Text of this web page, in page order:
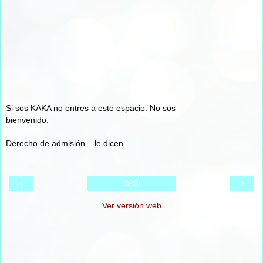
Si sos KAKA no entres a este espacio. No sos
bienvenido.
Derecho de admisión... le dicen...
‹ ›
Inicio
Ver versión web